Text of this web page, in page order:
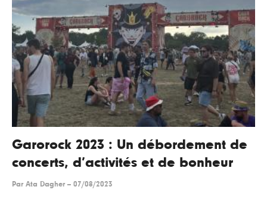
Garorock 2023 : Un débordement de
concerts, d’activités et de bonheur
Par Ata Dagher -- 07/08/2023